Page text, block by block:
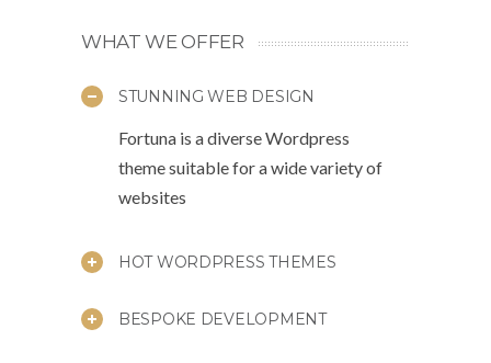
WHAT WE OFFER
STUNNING WEB DESIGN
Fortuna is a diverse Wordpress
theme suitable for a wide variety of
websites
HOT WORDPRESS THEMES
BESPOKE DEVELOPMENT